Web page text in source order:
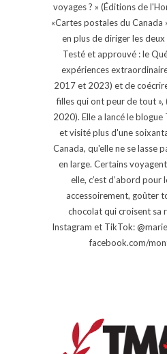
voyages ? » (Éditions de
«Cartes postales du Canada
en plus de diriger les
Testé et approuvé : le
expériences
2017 et 2023) et de
filles qui ont peur de tout »,
2020). Elle a lancé le
et visité plus d'une
Canada, qu'elle ne se lasse
en large. Certains
elle, c’est d’abord pour
accessoirement, goûter
chocolat qui croisent sa
Instagram et TikTok:
facebook.com/